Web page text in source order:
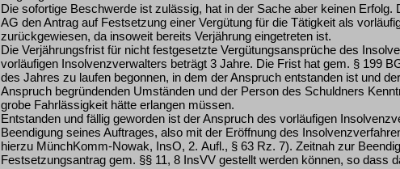
Die sofortige Beschwerde ist zulässig, hat in der Sache aber keinen Erfolg.
AG den Antrag auf Festsetzung einer Vergütung für die Tätigkeit als
zurückgewiesen, da insoweit bereits Verjährung eingetreten ist.
Die Verjährungsfrist für nicht festgesetzte Vergütungsansprüche des
vorläufigen Insolvenzverwalters beträgt 3 Jahre. Die Frist hat gem. § 199
des Jahres zu laufen begonnen, in dem der Anspruch entstanden ist und
Anspruch begründenden Umständen und der Person des Schuldners
grobe Fahrlässigkeit hätte erlangen müssen.
Entstanden und fällig geworden ist der Anspruch des vorläufigen
Beendigung seines Auftrages, also mit der Eröffnung des
hierzu MünchKomm-Nowak, InsO, 2. Aufl., § 63 Rz. 7). Zeitnah zur
Festsetzungsantrag gem. §§ 11, 8 InsVV gestellt werden können, so dass